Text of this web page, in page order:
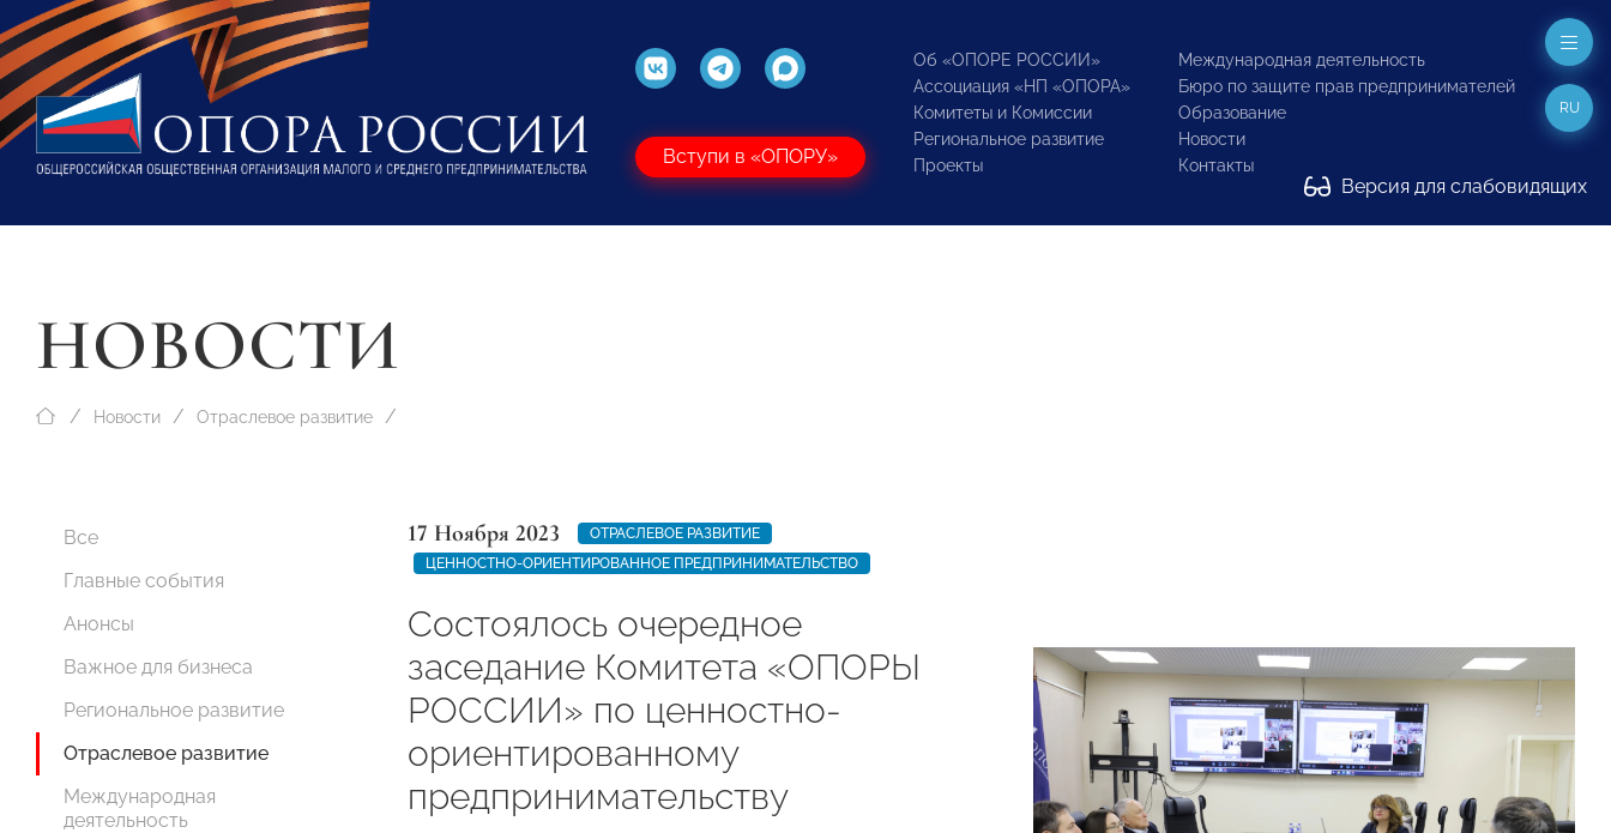
Вступи в «ОПОРУ»
Об «ОПОРЕ РОССИИ»
Ассоциация «НП «ОПОРА»
Комитеты и Комиссии
Региональное развитие
Проекты
Международная деятельность
Бюро по защите прав предпринимателей
Образование
Новости
Контакты
Версия для слабовидящих
RU
НОВОСТИ
Новости Отраслевое развитие
Все
Главные события
Анонсы
Важное для бизнеса
Региональное развитие
Отраслевое развитие
Международная
деятельность
17 Ноября 2023
ОТРАСЛЕВОЕ РАЗВИТИЕ
ЦЕННОСТНО-ОРИЕНТИРОВАННОЕ ПРЕДПРИНИМАТЕЛЬСТВО
Состоялось очередное
заседание Комитета «ОПОРЫ
РОССИИ» по ценностно-
ориентированному
предпринимательству